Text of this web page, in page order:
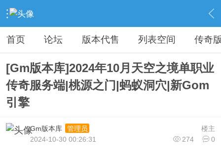
› 传奇私服专区 › 传奇商业版本免费下载 › 内容
首页 论坛 版本代售 列表空间 传奇
[Gm版本库]2024年10月天空之境单职业
传奇服务端|桃源之门|蚂蚁洞穴|新Gom
引擎
楼主
Gm版本库
管理员
274
0
2024-10-30 00:26:31